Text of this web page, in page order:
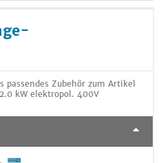
Zubehör zum Artikel
kW elektropol. 400V